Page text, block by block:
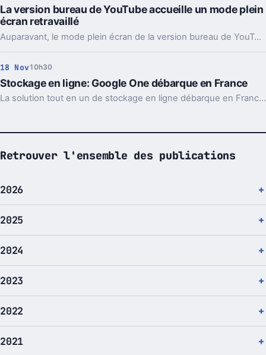
La version bureau de YouTube accueille un mode plein
écran retravaillé
Auparavant, le mode plein écran de la version bureau de YouTube empêchait de scroller pour lire les commentaires. La chose est désormais possible.
18 Nov10h30
Stockage en ligne: Google One débarque en France
La solution tout en un de stockage en ligne débarque en France avec Google One. Plusieurs abonnements de stockage sont proposés. Voici les tarifs et les différentes formules.
Retrouver l'ensemble des publications
2026
2025
2024
2023
2022
2021